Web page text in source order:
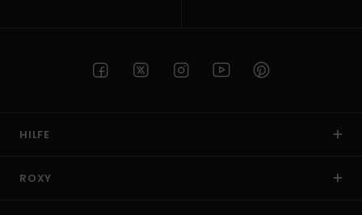
HILFE
ROXY